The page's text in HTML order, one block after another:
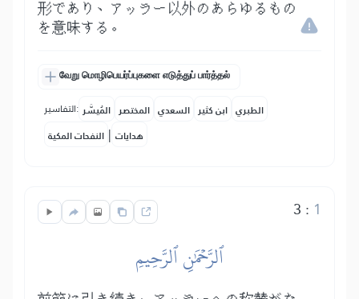
形であり、アッラー以外のあらゆるもの
を意味する。
வேறு மொழிபெயர்ப்புகளை எடுத்துப் பார்த்தல்
التفاسير: المُيسَّر المختصر السعدي ابن كثير الطبري
النفحات المكية | هدايات
3 : 1
ٱلرَّحۡمَٰنِ ٱلرَّحِيمِ